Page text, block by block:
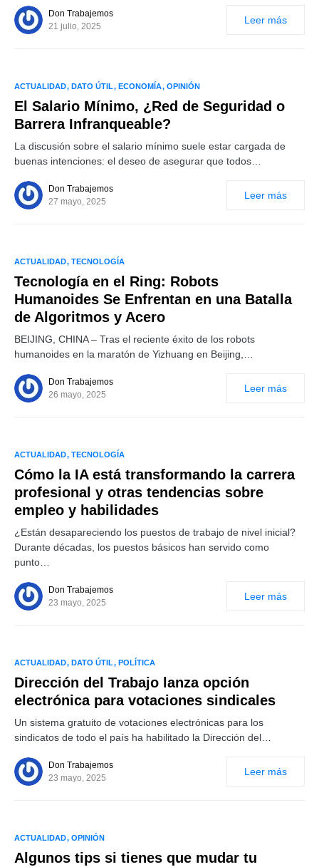
Don Trabajemos
21 julio, 2025
Leer más
ACTUALIDAD DATO ÚTIL ECONOMÍA OPINIÓN
El Salario Mínimo, ¿Red de Seguridad o
Barrera Infranqueable?
La discusión sobre el salario mínimo suele estar cargada de
buenas intenciones: el deseo de asegurar que todos…
Don Trabajemos
27 mayo, 2025
Leer más
ACTUALIDAD TECNOLOGÍA
Tecnología en el Ring: Robots
Humanoides Se Enfrentan en una Batalla
de Algoritmos y Acero
BEIJING, CHINA – Tras el reciente éxito de los robots
humanoides en la maratón de Yizhuang en Beijing,…
Don Trabajemos
26 mayo, 2025
Leer más
ACTUALIDAD TECNOLOGÍA
Cómo la IA está transformando la carrera
profesional y otras tendencias sobre
empleo y habilidades
¿Están desapareciendo los puestos de trabajo de nivel inicial?
Durante décadas, los puestos básicos han servido como
punto…
Don Trabajemos
23 mayo, 2025
Leer más
ACTUALIDAD DATO ÚTIL POLÍTICA
Dirección del Trabajo lanza opción
electrónica para votaciones sindicales
Un sistema gratuito de votaciones electrónicas para los
sindicatos de todo el país ha habilitado la Dirección del…
Don Trabajemos
23 mayo, 2025
Leer más
ACTUALIDAD OPINIÓN
Algunos tips si tienes que mudar tu